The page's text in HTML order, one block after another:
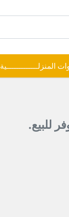
المنزلـــــــــــــية
للبيع.